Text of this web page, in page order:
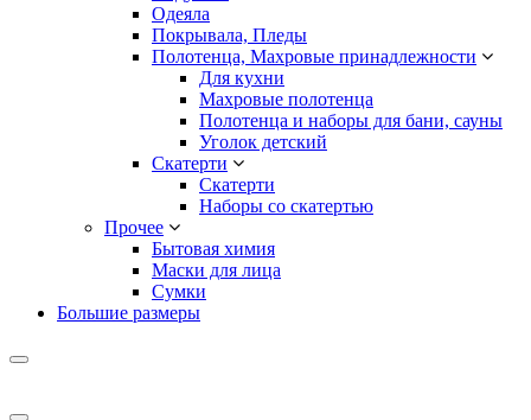
Одеяла
Покрывала, Пледы
Полотенца, Махровые принадлежности
Для кухни
Махровые полотенца
Полотенца и наборы для бани, сауны
Уголок детский
Скатерти
Скатерти
Наборы со скатертью
Прочее
Бытовая химия
Маски для лица
Сумки
Большие размеры